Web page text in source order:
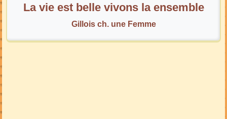
La vie est belle vivons la ensemble
Gillois ch. une Femme